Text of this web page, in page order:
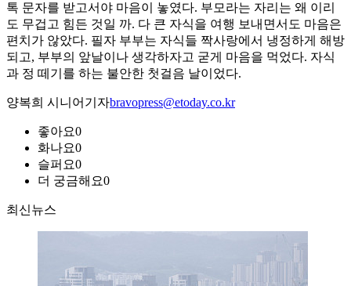
톡 문자를 받고서야 마음이 놓였다. 부모라는 자리는 왜 이리
도 무겁고 힘든 것일 까. 다 큰 자식을 여행 보내면서도 마음은
편치가 않았다. 필자 부부는 자식들 짝사랑에서 냉정하게 해방
되고, 부부의 앞날이나 생각하자고 굳게 마음을 먹었다. 자식
과 정 떼기를 하는 불안한 첫걸음 날이었다.
양복희 시니어기자bravopress@etoday.co.kr
좋아요0
화나요0
슬퍼요0
더 궁금해요0
최신뉴스